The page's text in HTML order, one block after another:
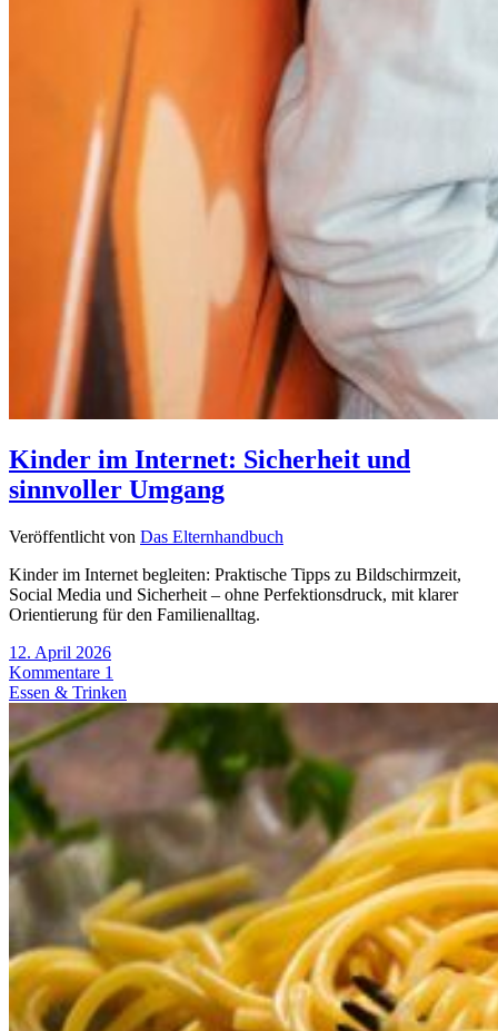
Kinder im Internet: Sicherheit und
sinnvoller Umgang
Veröffentlicht von Das Elternhandbuch
Kinder im Internet begleiten: Praktische Tipps zu Bildschirmzeit,
Social Media und Sicherheit – ohne Perfektionsdruck, mit klarer
Orientierung für den Familienalltag.
12. April 2026
Kommentare 1
Essen & Trinken